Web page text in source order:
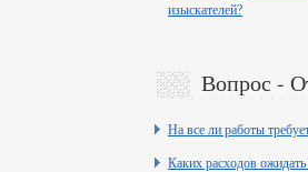
изыскателей?
Вопрос -
На все ли работы
Каких расходов